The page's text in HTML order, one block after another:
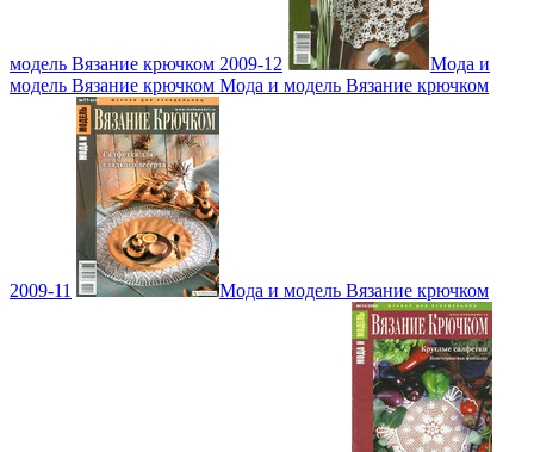
модель Вязание крючком 2009-12
Мода и
модель Вязание крючком Мода и модель Вязание крючком
2009-11 Мода и модель Вязание крючком